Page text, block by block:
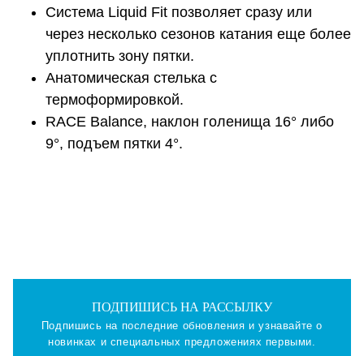
Система Liquid Fit позволяет сразу или
через несколько сезонов катания еще более
уплотнить зону пятки.
Анатомическая стелька с
термоформировкой.
RACE Balance, наклон голенища 16° либо
9°, подъем пятки 4°.
ПОДПИШИСЬ НА РАССЫЛКУ
Подпишись на последние обновления и узнавайте о
новинках и специальных предложениях первыми.